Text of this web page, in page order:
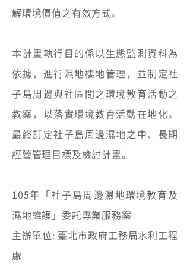
解環境價值之有效方式。
本計畫執行目的係以生態監測資料為
依據，進行濕地棲地管理，並制定社
子島周邊與社區間之環境教育活動之
教案，以落實環境教育活動在地化。
最終訂定社子島周邊濕地之中、長期
經營管理目標及檢討計畫。
105年「社子島周邊濕地環境教育及
濕地維護」委託專業服務案
主辦單位: 臺北市政府工務局水利工程
處